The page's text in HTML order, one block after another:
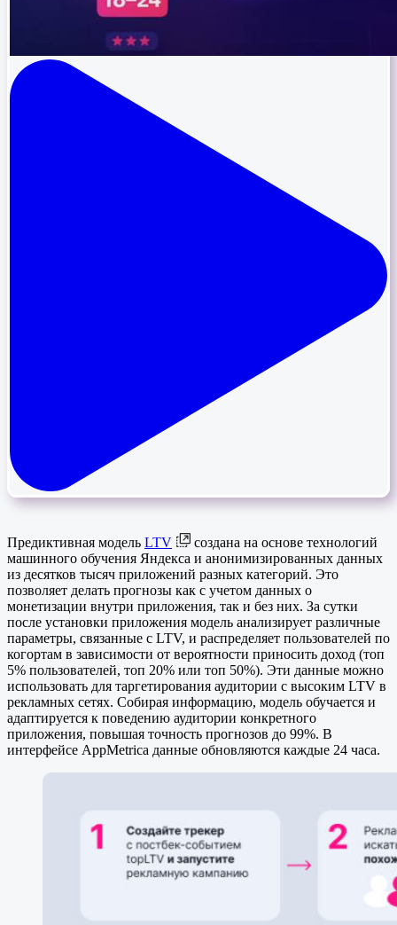
Предиктивная модель LTV
создана на основе технологий
машинного обучения Яндекса и анонимизированных данных
из десятков тысяч приложений разных категорий. Это
позволяет делать прогнозы как с учетом данных о
монетизации внутри приложения, так и без них. За сутки
после установки приложения модель анализирует различные
параметры, связанные с LTV, и распределяет пользователей по
когортам в зависимости от вероятности приносить доход (топ
5% пользователей, топ 20% или топ 50%). Эти данные можно
использовать для таргетирования аудитории с высоким LTV в
рекламных сетях. Собирая информацию, модель обучается и
адаптируется к поведению аудитории конкретного
приложения, повышая точность прогнозов до 99%. В
интерфейсе AppMetrica данные обновляются каждые 24 часа.